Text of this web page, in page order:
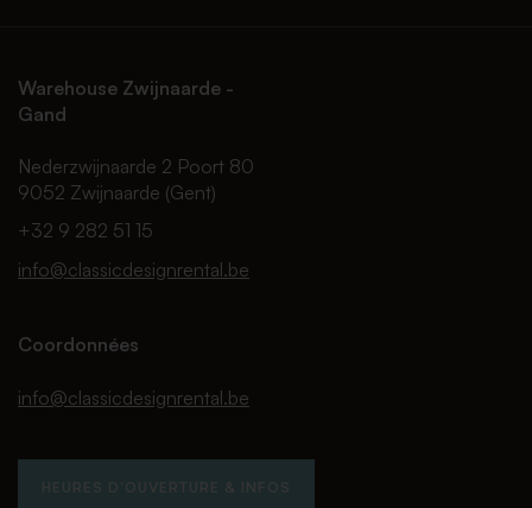
Warehouse Zwijnaarde -
Gand
Nederzwijnaarde 2 Poort 80
9052 Zwijnaarde (Gent)
+32 9 282 51 15
info@classicdesignrental.be
Coordonnées
info@classicdesignrental.be
HEURES D'OUVERTURE & INFOS